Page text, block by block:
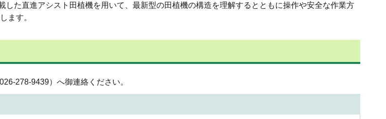
た直進アシスト田植機を用いて、最新型の田植機の構造を理解するとともに操作や安全な作業方
ます。
278-9439）へ御連絡ください。